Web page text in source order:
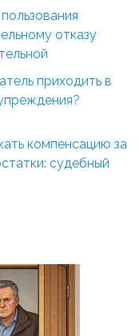
отказу
приходить в
компенсацию за
судебный